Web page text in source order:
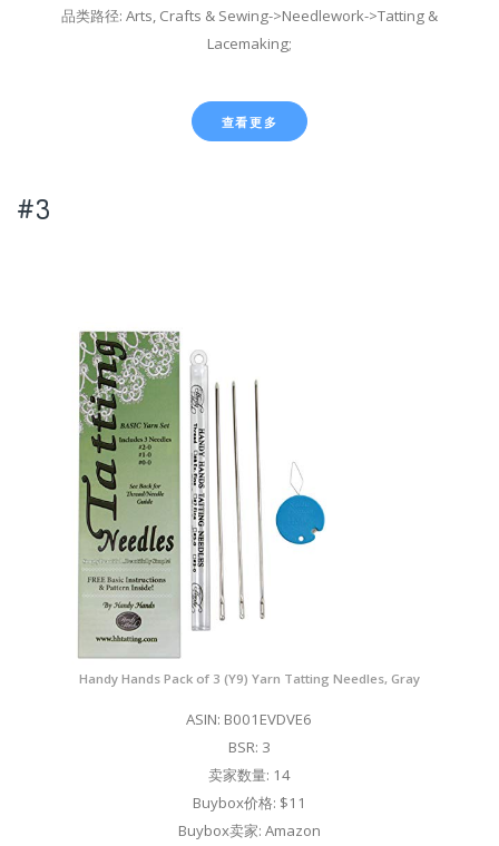
品类路径: Arts, Crafts & Sewing->Needlework->Tatting &
Lacemaking;
查看更多
#3
Handy Hands Pack of 3 (Y9) Yarn Tatting Needles, Gray
ASIN: B001EVDVE6
BSR: 3
卖家数量: 14
Buybox价格: $11
Buybox卖家: Amazon